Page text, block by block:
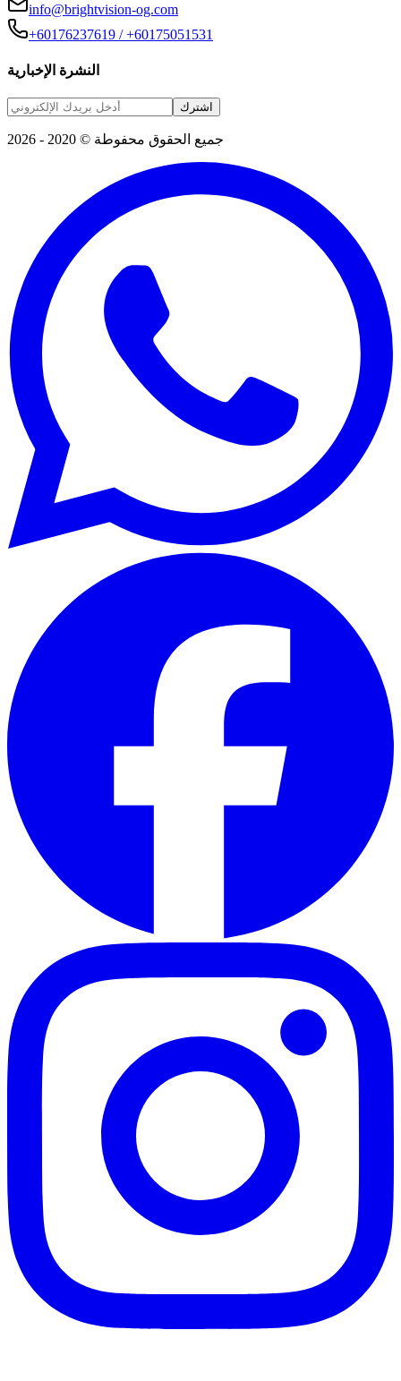
info@brightvision-og.com
+60176237619 / +60175051531
النشرة الإخبارية
اشترك
جميع الحقوق محفوطة © 2020 - 2026